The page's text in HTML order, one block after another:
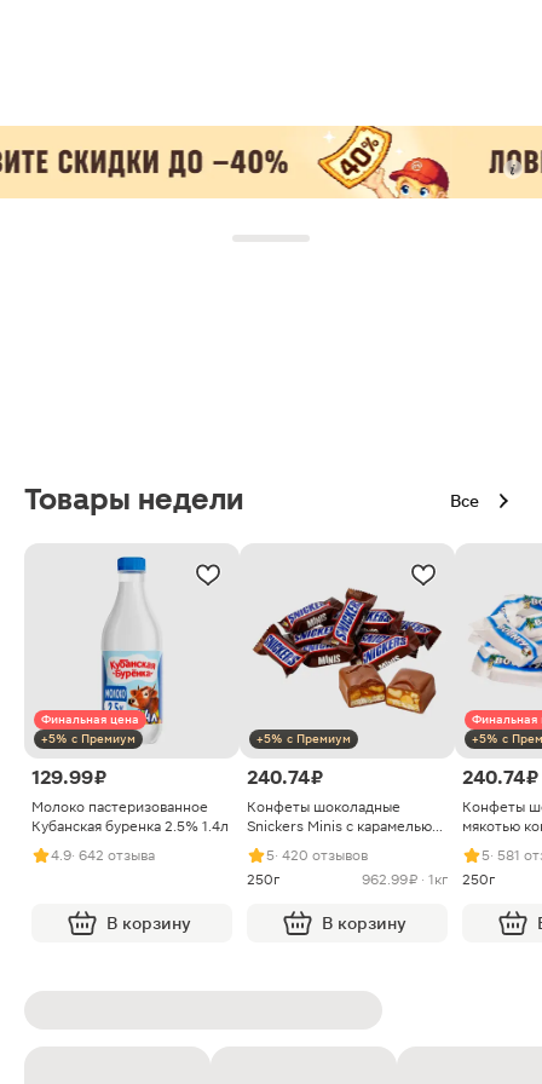
Товары недели Все
Финальная цена
+5% с Премиум
129.99 ₽
Молоко пастеризованное
Кубанская буренка 2.5% 1.4л
4.9· 642 отзыва
В корзину
+5% с Премиум
240.74 ₽
Конфеты шоколадные
Snickers Minis с карамелью
арахисом и нугой
5· 420 отзывов
250г
962.99 ₽ · 1кг
В корзину
Финальная
+5% с
240.74 ₽
Конфеты
мякотью
5· 581
250г